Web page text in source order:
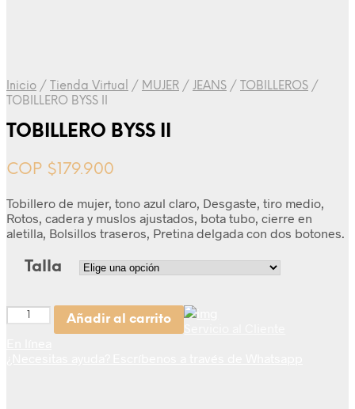
Inicio / Tienda Virtual / MUJER / JEANS / TOBILLEROS /
TOBILLERO BYSS II
TOBILLERO BYSS II
COP $ 179.900
Tobillero de mujer, tono azul claro, Desgaste, tiro medio,
Rotos, cadera y muslos ajustados, bota tubo, cierre en
aletilla, Bolsillos traseros, Pretina delgada con dos botones.
Talla
Cantidad
Añadir al carrito